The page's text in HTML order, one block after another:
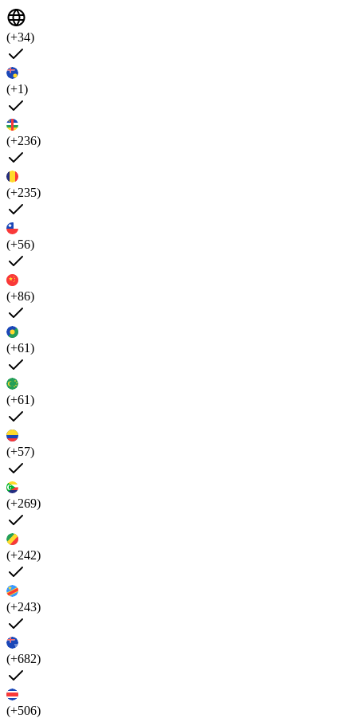
(+34)
(+1)
(+236)
(+235)
(+56)
(+86)
(+61)
(+61)
(+57)
(+269)
(+242)
(+243)
(+682)
(+506)